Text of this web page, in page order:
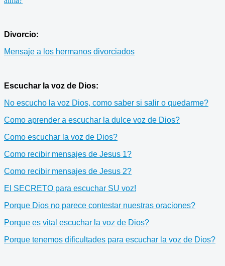
Divorcio:
Mensaje a los hermanos divorciados
Escuchar la voz de Dios:
No escucho la voz Dios, como saber si salir o quedarme?
Como aprender a escuchar la dulce voz de Dios?
Como escuchar la voz de Dios?
Como recibir mensajes de Jesus 1?
Como recibir mensajes de Jesus 2?
El SECRETO para escuchar SU voz!
Porque Dios no parece contestar nuestras oraciones?
Porque es vital escuchar la voz de Dios?
Porque tenemos dificultades para escuchar la voz de Dios?